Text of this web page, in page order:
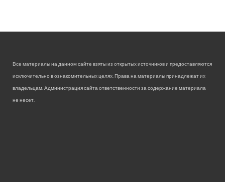
Все материалы на данном сайте взяты из открытых источников и предоставляются
исключительно в ознакомительных целях. Права на материалы принадлежат их
владельцам. Администрация сайта ответственности за содержание материала
не несет.